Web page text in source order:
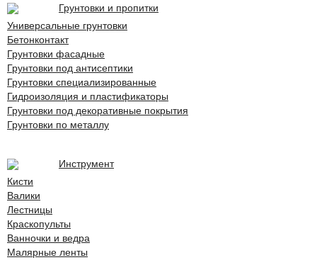
Грунтовки и пропитки
Универсальные грунтовки
Бетонконтакт
Грунтовки фасадные
Грунтовки под антисептики
Грунтовки специализированные
Гидроизоляция и пластификаторы
Грунтовки под декоративные покрытия
Грунтовки по металлу
Инструмент
Кисти
Валики
Лестницы
Краскопульты
Ванночки и ведра
Малярные ленты